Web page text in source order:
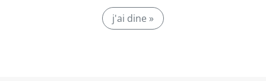
j'ai dine »